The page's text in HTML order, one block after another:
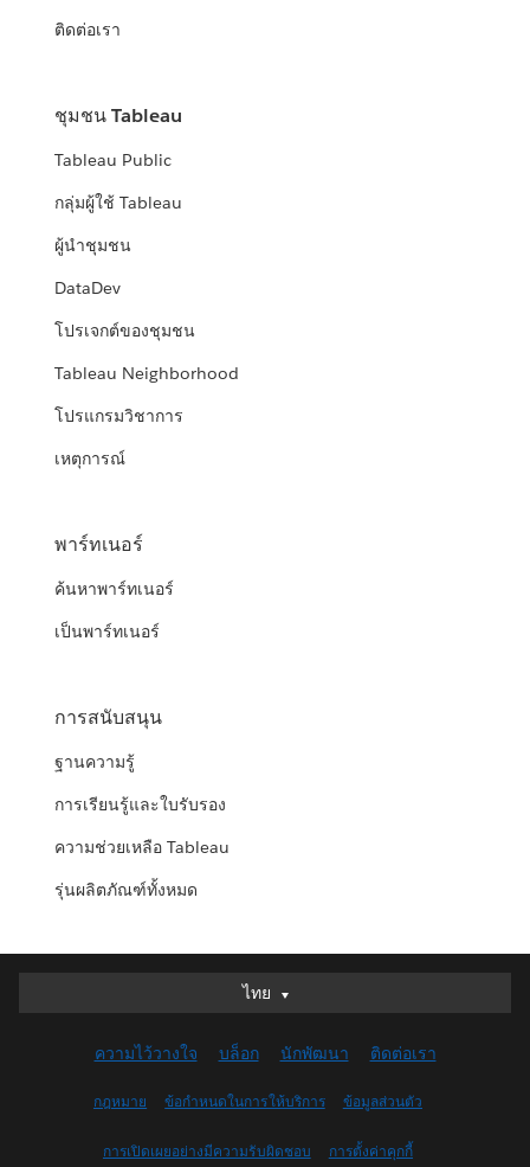
ติดต่อเรา
ชุมชน Tableau
Tableau Public
กลุ่มผู้ใช้ Tableau
ผู้นำชุมชน
DataDev
โปรเจกต์ของชุมชน
Tableau Neighborhood
โปรแกรมวิชาการ
เหตุการณ์
พาร์ทเนอร์
ค้นหาพาร์ทเนอร์
เป็นพาร์ทเนอร์
การสนับสนุน
ฐานความรู้
การเรียนรู้และใบรับรอง
ความช่วยเหลือ Tableau
รุ่นผลิตภัณฑ์ทั้งหมด
ไทย
ไทย
English (UK)
English (US)
Français (Canada)
ความไว้วางใจ บล็อก นักพัฒนา ติดต่อเรา
กฎหมาย ข้อกำหนดในการให้บริการ ข้อมูลส่วนตัว
การเปิดเผยอย่างมีความรับผิดชอบ การตั้งค่าคุกกี้